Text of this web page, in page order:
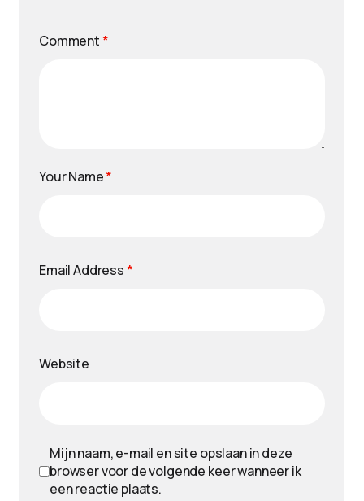
Comment *
Your Name*
Email Address *
Website
Mijn naam, e-mail en site opslaan in deze
browser voor de volgende keer wanneer ik
een reactie plaats.